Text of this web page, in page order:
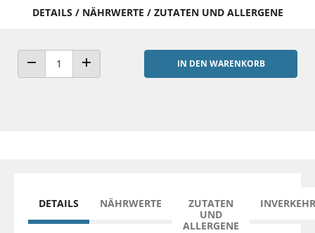
DETAILS / NÄHRWERTE / ZUTATEN UND ALLERGENE
ANZAHL VERRINGERNANZAHL ERHÖHEN
IN DEN WARENKORB
DETAILS NÄHRWERTE
ZUTATEN
UND
ALLERGENE